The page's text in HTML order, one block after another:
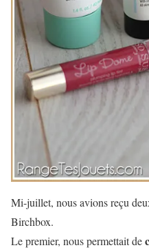
Mi-juillet, nous avions reçu
Birchbox.
Le premier, nous permettait de